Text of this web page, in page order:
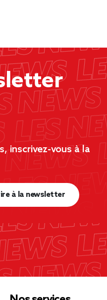
inscrivez-vous à la
à la newsletter